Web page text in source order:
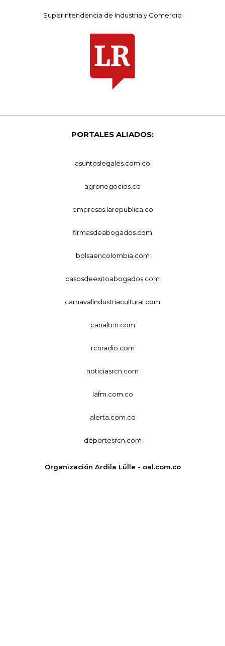
Superintendencia de Industria y Comercio
PORTALES ALIADOS:
asuntoslegales.com.co
agronegocios.co
empresas.larepublica.co
firmasdeabogados.com
bolsaencolombia.com
casosdeexitoabogados.com
carnavalindustriacultural.com
canalrcn.com
rcnradio.com
noticiasrcn.com
lafm.com.co
alerta.com.co
deportesrcn.com
Organización Ardila Lülle - oal.com.co